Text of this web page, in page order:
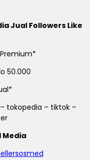
Jual Followers Like
50.000
tokopedia – tiktok –
Media